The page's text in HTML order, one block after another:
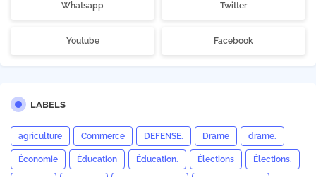
Whatsapp Twitter
Youtube Facebook
LABELS
agriculture Commerce DEFENSE. Drame drame.
Économie Éducation Éducation. Élections Élections.